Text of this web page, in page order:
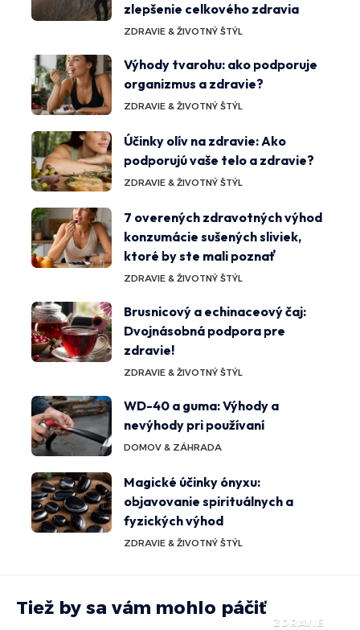
zlepšenie celkového zdravia
ZDRAVIE & ŽIVOTNÝ ŠTÝL
Výhody tvarohu: ako podporuje
organizmus a zdravie?
ZDRAVIE & ŽIVOTNÝ ŠTÝL
Účinky olív na zdravie: Ako
podporujú vaše telo a zdravie?
ZDRAVIE & ŽIVOTNÝ ŠTÝL
7 overených zdravotných výhod
konzumácie sušených sliviek,
ktoré by ste mali poznať
ZDRAVIE & ŽIVOTNÝ ŠTÝL
Brusnicový a echinaceový čaj:
Dvojnásobná podpora pre
zdravie!
ZDRAVIE & ŽIVOTNÝ ŠTÝL
WD-40 a guma: Výhody a
nevýhody pri používaní
DOMOV & ZÁHRADA
Magické účinky ónyxu:
objavovanie spirituálnych a
fyzických výhod
ZDRAVIE & ŽIVOTNÝ ŠTÝL
Tiež by sa vám mohlo páčiť
ZDRAVIE